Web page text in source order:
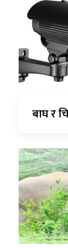
बाघ र